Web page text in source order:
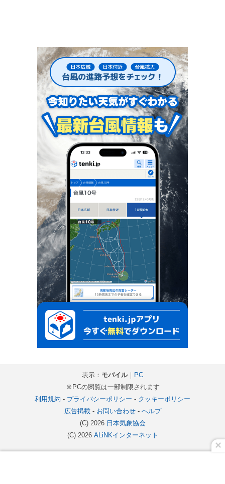
×
表示： モバイル｜
PC
※PCの閲覧は一部制限されます
利用規約 - プライバシーポリシー - クッキーポリシー
広告掲載- お問い合わせ- ヘルプ
(C) 2026 日本気象協会
(C) 2026 ALiNKインターネット